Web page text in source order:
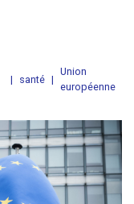
| santé |
Union
européenne